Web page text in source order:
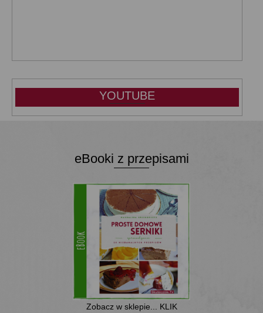
YOUTUBE
eBooki z przepisami
Zobacz w sklepie... KLIK